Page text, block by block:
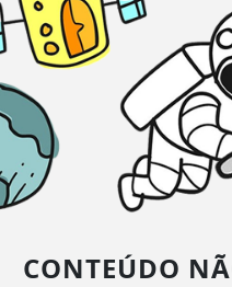
CONTEÚDO